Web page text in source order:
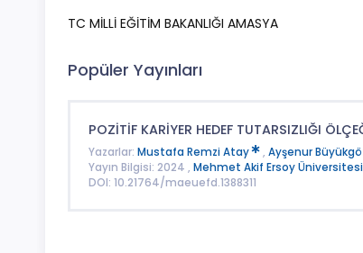
TC MİLLİ EĞİTİM BAKANLIĞI AMASYA
Popüler Yayınları
POZİTİF KARİYER HEDEF TUTARSIZLIĞI
Yazarlar: Mustafa Remzi Atay , Ayşenur
Yayın Bilgisi: 2024 , Mehmet Akif Ersoy
DOI: 10.21764/maeuefd.1388311